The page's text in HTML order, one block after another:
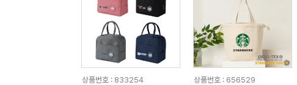
상품번호 : 833254
상품번호 : 656529